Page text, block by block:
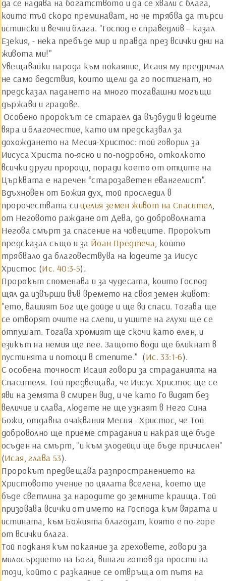
да се надява на богатството и да се хвали с блага,
които тъй скоро преминават, но че трябва да търси
истински и вечни блага. "Господ е справедлив – казал
Езекия, - нека пребъде мир и правда през всички дни на
живота ми!"
Увещавайки народа към покаяние, Исаия му предричал
не само бедствия, които щели да го постигнат, но
предсказал падането на много тогавашни могъщи
държави и градове.
Особено пророкът се стараел да възбуди в юдеите
вяра и благочестие, като им предсказвал за
дохождането на Месия-Христос: той говорил за
Иисуса Христа по-ясно и по-подробно, отколкото
всички други пророци, поради което от отците на
Църквата е наречен “старозаветен евангелист".
Вдъхновен от Божия дух, той проследил в
пророчествата сицелия земен живот на Спасител
от Неговото раждане от Дева, до доброволната
Негова смърт за спасение на човеците. Пророкът
предсказал също и за Йоан Предтеча , който
трябвало да благовествува на юдеите за Иисус
Христос (Ис. 40:3-5).
Пророкът споменава и за чудесата, които Господ
щял да извърши във времето на своя земен живот:
"ето, вашият Бог ще дойде и ще ви спаси. Тогава ще
се отворят очите на слепи, и ушите на глухи ще се
отпушат. Тогава хромият ще скочи като елен, и
езикът на немия ще пее. Защото води ще бликнат в
пустинята и потоци в степите." (Ис. 33:1-6).
С особена точност Исаия говори за страданията на
Спасителя. Той предвещава, че Иисус Христос ще се
яви на земята в смирен вид, и че като Го видят без
величие и слава, людете не ще узнаят в Него Сина
Божи, отдавна очаквания Месия - Христос, че Той
доброволно ще приеме страдания и накрая ще бъде
осъден на смърт, "и към злодейци ще бъде причислен"
(Исая, глава 53).
Пророкът предвещава разпространението на
Христовото учение по цялата вселена, което ще
бъде светлина за народите до земните краища. Той
призовава всички от името на Господа към вярата и
истината, към Божията благодат, която е по-горе
от всички блага.
Той подканя към покаяние за греховете, говори за
милосърдието на Бога, винаги готов да прости на
този, който с разкаяние се отвръща от пътя на